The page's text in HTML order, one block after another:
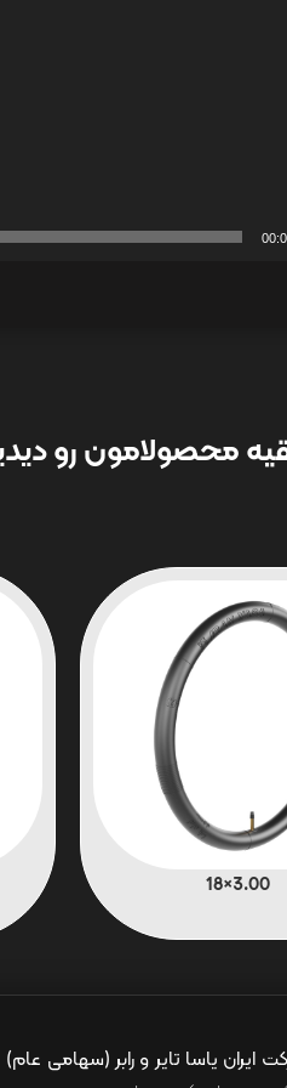
محصولامون رو
3.00×18
ایران یاسا تایر و رابر (سهامی عام)